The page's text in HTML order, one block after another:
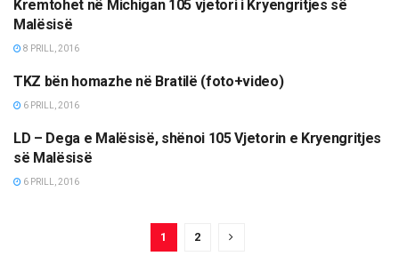
MËRGATA
Kremtohet në Michigan 105 vjetori i Kryengritjes së
Malësisë
8 PRILL, 2016
LAJME
TKZ bën homazhe në Bratilë (foto+video)
6 PRILL, 2016
LAJME
LD – Dega e Malësisë, shënoi 105 Vjetorin e Kryengritjes
së Malësisë
6 PRILL, 2016
1 2